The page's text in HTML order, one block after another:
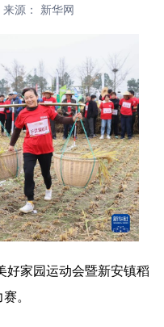
网评
量子 体育
健康 军事
图片 政务
金融 汽车
信息化 数字经济
来源： 新华网
家园运动会暨新安镇稻
。